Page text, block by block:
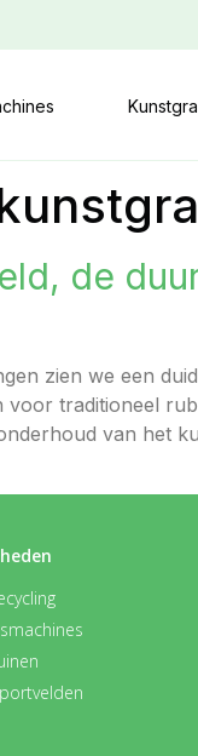
de
zien we een
traditioneel
van het